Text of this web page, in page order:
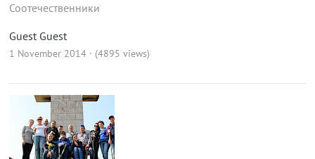
Соотечественники
Guest Guest
1 November 2014 · (4895 views)